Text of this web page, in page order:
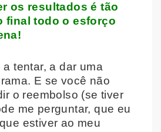
os resultados é tão
final todo o esforço
tentar, a dar uma
E se você não
o reembolso (se tiver
me perguntar, que eu
estiver ao meu